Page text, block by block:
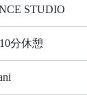
STUDIO
10分休憩